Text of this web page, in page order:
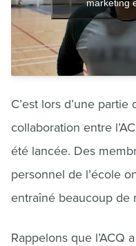
marketing
C’est lors d’une
collaboration entre
été lancée. Des
personnel de l’école
entraîné beaucoup de
Rappelons que l’ACQ